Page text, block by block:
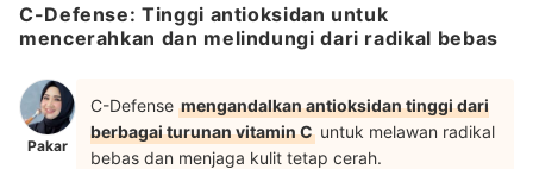
C-Defense: Tinggi antioksidan untuk
mencerahkan dan melindungi dari radikal bebas
Pakar
C-Defense mengandalkan antioksidan tinggi dari
berbagai turunan vitamin C untuk melawan radikal
bebas dan menjaga kulit tetap cerah.